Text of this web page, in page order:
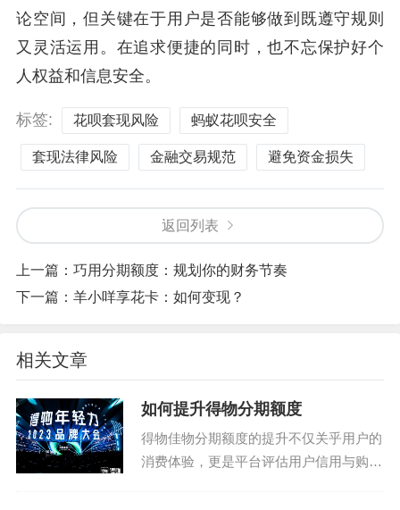
论空间，但关键在于用户是否能够做到既遵守规则
又灵活运用。在追求便捷的同时，也不忘保护好个
人权益和信息安全。
标签: 花呗套现风险 蚂蚁花呗安全
套现法律风险 金融交易规范 避免资金损失
返回列表
上一篇： 巧用分期额度：规划你的财务节奏
下一篇： 羊小咩享花卡：如何变现？
相关文章
如何提升得物分期额度
得物佳物分期额度的提升不仅关乎用户的
消费体验，更是平台评估用户信用与购买